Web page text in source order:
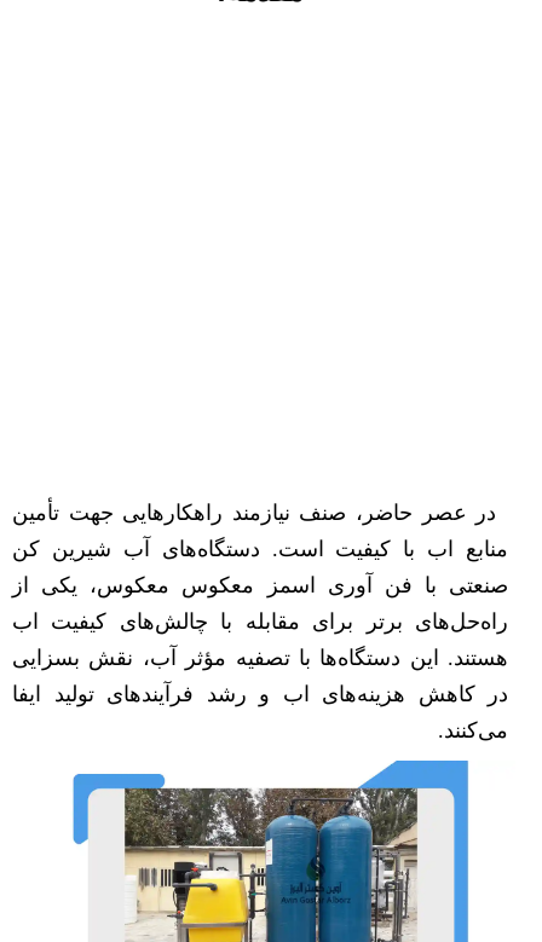
در عصر حاضر، صنف نیازمند راهکارهایی جهت تأمین
منابع اب با کیفیت است. دستگاه‌های آب شیرین کن
صنعتی با فن آوری اسمز معکوس معکوس، یکی از
راه‌حل‌های برتر برای مقابله با چالش‌های کیفیت اب
هستند. این دستگاه‌ها با تصفیه مؤثر آب، نقش بسزایی
در کاهش هزینه‌های اب و رشد فرآیندهای تولید ایفا
می‌کنند.